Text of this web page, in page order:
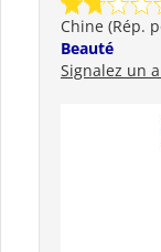
Chine (Rép.
Beauté
Signalez un